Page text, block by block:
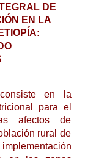
DE
EN LA
consiste en
la
para el
afectos
de
rural
de
implementación